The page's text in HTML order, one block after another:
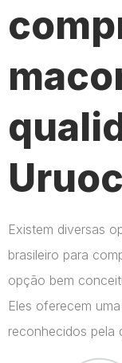
Existem diversas
brasileiro para
opção bem
Eles oferecem
reconhecidos pela